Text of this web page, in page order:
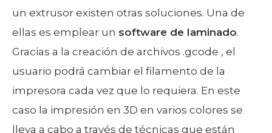
un extrusor existen otras soluciones. Una de
ellas es emplear un software de laminado.
Gracias a la creación de archivos .gcode , el
usuario podrá cambiar el filamento de la
impresora cada vez que lo requiera. En este
caso la impresión en 3D en varios colores se
lleva a cabo a través de técnicas que están